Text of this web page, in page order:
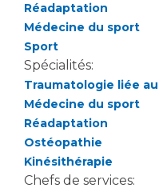
Transports sanitaires
Vos droits, vos devoirs
Handicap
Handi 13
Pôle Médecine
Accueil sourds et
Écoles et
Plateforme des
Professionnels
Réadaptation
Médecine du sport
Sport
Spécialités:
Traumatologie liée
Médecine du sport
Réadaptation
Ostéopathie
Kinésithérapie
Chefs de services: